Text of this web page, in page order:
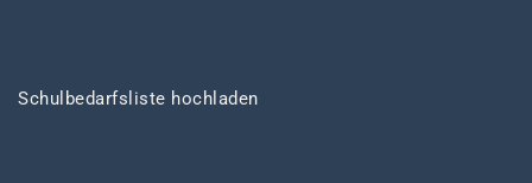
Schulbedarfsliste hochladen